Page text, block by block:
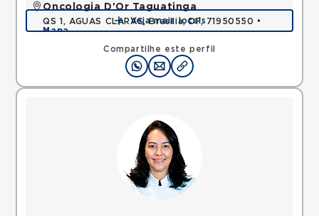
Compartilhe este perfil
Oncologia D'Or Taguatinga
QS 1, AGUAS CLARAS, Brasilia, DF, 71950550 •
Mapa
Veja mais locais